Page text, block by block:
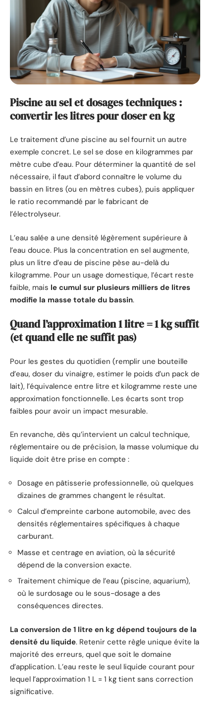
Piscine au sel et dosages techniques :
convertir les litres pour doser en kg
Le traitement d’une piscine au sel fournit un autre
exemple concret. Le sel se dose en kilogrammes par
mètre cube d’eau. Pour déterminer la quantité de sel
nécessaire, il faut d’abord connaître le volume du
bassin en litres (ou en mètres cubes), puis appliquer
le ratio recommandé par le fabricant de
l’électrolyseur.
L’eau salée a une densité légèrement supérieure à
l’eau douce. Plus la concentration en sel augmente,
plus un litre d’eau de piscine pèse au-delà du
kilogramme. Pour un usage domestique, l’écart reste
faible, mais le cumul sur plusieurs milliers de litres
modifie la masse totale du bassin.
Quand l’approximation 1 litre = 1 kg suffit
(et quand elle ne suffit pas)
Pour les gestes du quotidien (remplir une bouteille
d’eau, doser du vinaigre, estimer le poids d’un pack de
lait), l’équivalence entre litre et kilogramme reste une
approximation fonctionnelle. Les écarts sont trop
faibles pour avoir un impact mesurable.
En revanche, dès qu’intervient un calcul technique,
réglementaire ou de précision, la masse volumique du
liquide doit être prise en compte :
Dosage en pâtisserie professionnelle, où quelques
dizaines de grammes changent le résultat.
Calcul d’empreinte carbone automobile, avec des
densités réglementaires spécifiques à chaque
carburant.
Masse et centrage en aviation, où la sécurité
dépend de la conversion exacte.
Traitement chimique de l’eau (piscine, aquarium),
où le surdosage ou le sous-dosage a des
conséquences directes.
La conversion de 1 litre en kg dépend toujours de la
densité du liquide. Retenir cette règle unique évite la
majorité des erreurs, quel que soit le domaine
d’application. L’eau reste le seul liquide courant pour
lequel l’approximation 1 L = 1 kg tient sans correction
significative.